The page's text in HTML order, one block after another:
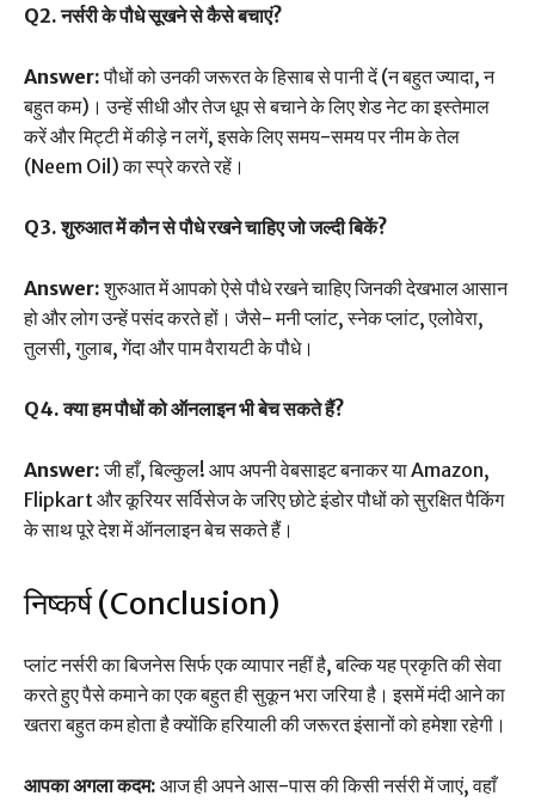
Q2. नर्सरी के पौधे सूखने से कैसे बचाएं?
Answer:पौधों को उनकी जरूरत के हिसाब से पानी दें (न बहुत ज्यादा, न
बहुत कम)। उन्हें सीधी और तेज धूप से बचाने के लिए शेड नेट का इस्तेमाल
करें और मिट्टी में कीड़े न लगें, इसके लिए समय-समय पर नीम के तेल
(Neem Oil) का स्प्रे करते रहें।
Q3. शुरुआत में कौन से पौधे रखने चाहिए जो जल्दी बिकें?
Answer:शुरुआत में आपको ऐसे पौधे रखने चाहिए जिनकी देखभाल आसान
हो और लोग उन्हें पसंद करते हों। जैसे- मनी प्लांट, स्नेक प्लांट, एलोवेरा,
तुलसी, गुलाब, गेंदा और पाम वैरायटी के पौधे।
Q4. क्या हम पौधों को ऑनलाइन भी बेच सकते हैं?
Answer:जी हाँ, बिल्कुल! आप अपनी वेबसाइट बनाकर या Amazon,
Flipkart और कूरियर सर्विसेज के जरिए छोटे इंडोर पौधों को सुरक्षित पैकिंग
के साथ पूरे देश में ऑनलाइन बेच सकते हैं।
निष्कर्ष (Conclusion)
प्लांट नर्सरी का बिजनेस सिर्फ एक व्यापार नहीं है, बल्कि यह प्रकृति की सेवा
करते हुए पैसे कमाने का एक बहुत ही सुकून भरा जरिया है। इसमें मंदी आने का
खतरा बहुत कम होता है क्योंकि हरियाली की जरूरत इंसानों को हमेशा रहेगी।
आपका अगला कदम: आज ही अपने आस-पास की किसी नर्सरी में जाएं, वहाँ